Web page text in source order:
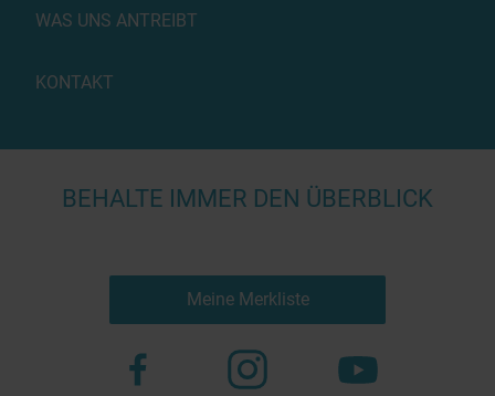
WAS UNS ANTREIBT
KONTAKT
BEHALTE IMMER DEN ÜBERBLICK
Meine Merkliste